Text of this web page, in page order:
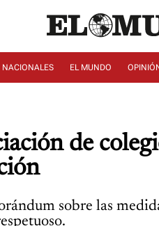
NACIONALES EL MUNDO
de
sobre las